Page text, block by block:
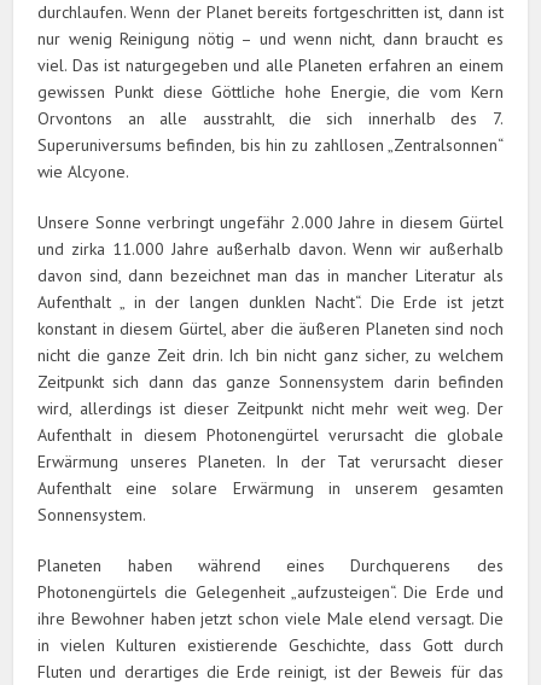
durchlaufen. Wenn der Planet bereits fortgeschritten ist, dann ist
nur wenig Reinigung nötig – und wenn nicht, dann braucht es
viel. Das ist naturgegeben und alle Planeten erfahren an einem
gewissen Punkt diese Göttliche hohe Energie, die vom Kern
Orvontons an alle ausstrahlt, die sich innerhalb des 7.
Superuniversums befinden, bis hin zu zahllosen „Zentralsonnen“
wie Alcyone.
Unsere Sonne verbringt ungefähr 2.000 Jahre in diesem Gürtel
und zirka 11.000 Jahre außerhalb davon. Wenn wir außerhalb
davon sind, dann bezeichnet man das in mancher Literatur als
Aufenthalt „ in der langen dunklen Nacht“. Die Erde ist jetzt
konstant in diesem Gürtel, aber die äußeren Planeten sind noch
nicht die ganze Zeit drin. Ich bin nicht ganz sicher, zu welchem
Zeitpunkt sich dann das ganze Sonnensystem darin befinden
wird, allerdings ist dieser Zeitpunkt nicht mehr weit weg. Der
Aufenthalt in diesem Photonengürtel verursacht die globale
Erwärmung unseres Planeten. In der Tat verursacht dieser
Aufenthalt eine solare Erwärmung in unserem gesamten
Sonnensystem.
Planeten haben während eines Durchquerens des
Photonengürtels die Gelegenheit „aufzusteigen“. Die Erde und
ihre Bewohner haben jetzt schon viele Male elend versagt. Die
in vielen Kulturen existierende Geschichte, dass Gott durch
Fluten und derartiges die Erde reinigt, ist der Beweis für das